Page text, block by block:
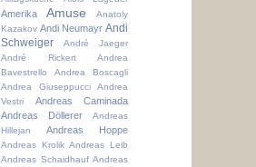
Amerika Amuse
Anatoly
Kazakov Andi Neumayr Andi
Schweiger
André Jaeger
André Rickert
Andrea
Bavestrello
Andrea Boscagli
Andrea Giuseppucci
Andrea
Vestri
Andreas Caminada
Andreas Döllerer
Andreas
Hillejan
Andreas Hoppe
Andreas Krolik Andreas Leib
Andreas Schaidhauf Andreas